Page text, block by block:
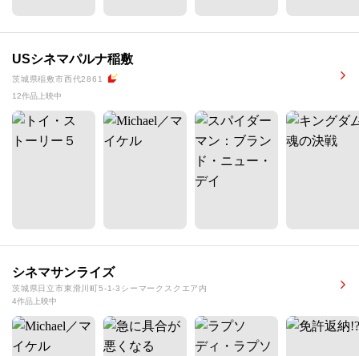
USシネマパルナ稲敷
茨城県稲敷市西代2861
12作品上映中
シネマサンライズ
茨城県日立市東滑川町5-1-3シーマークスクエア内
4作品上映中